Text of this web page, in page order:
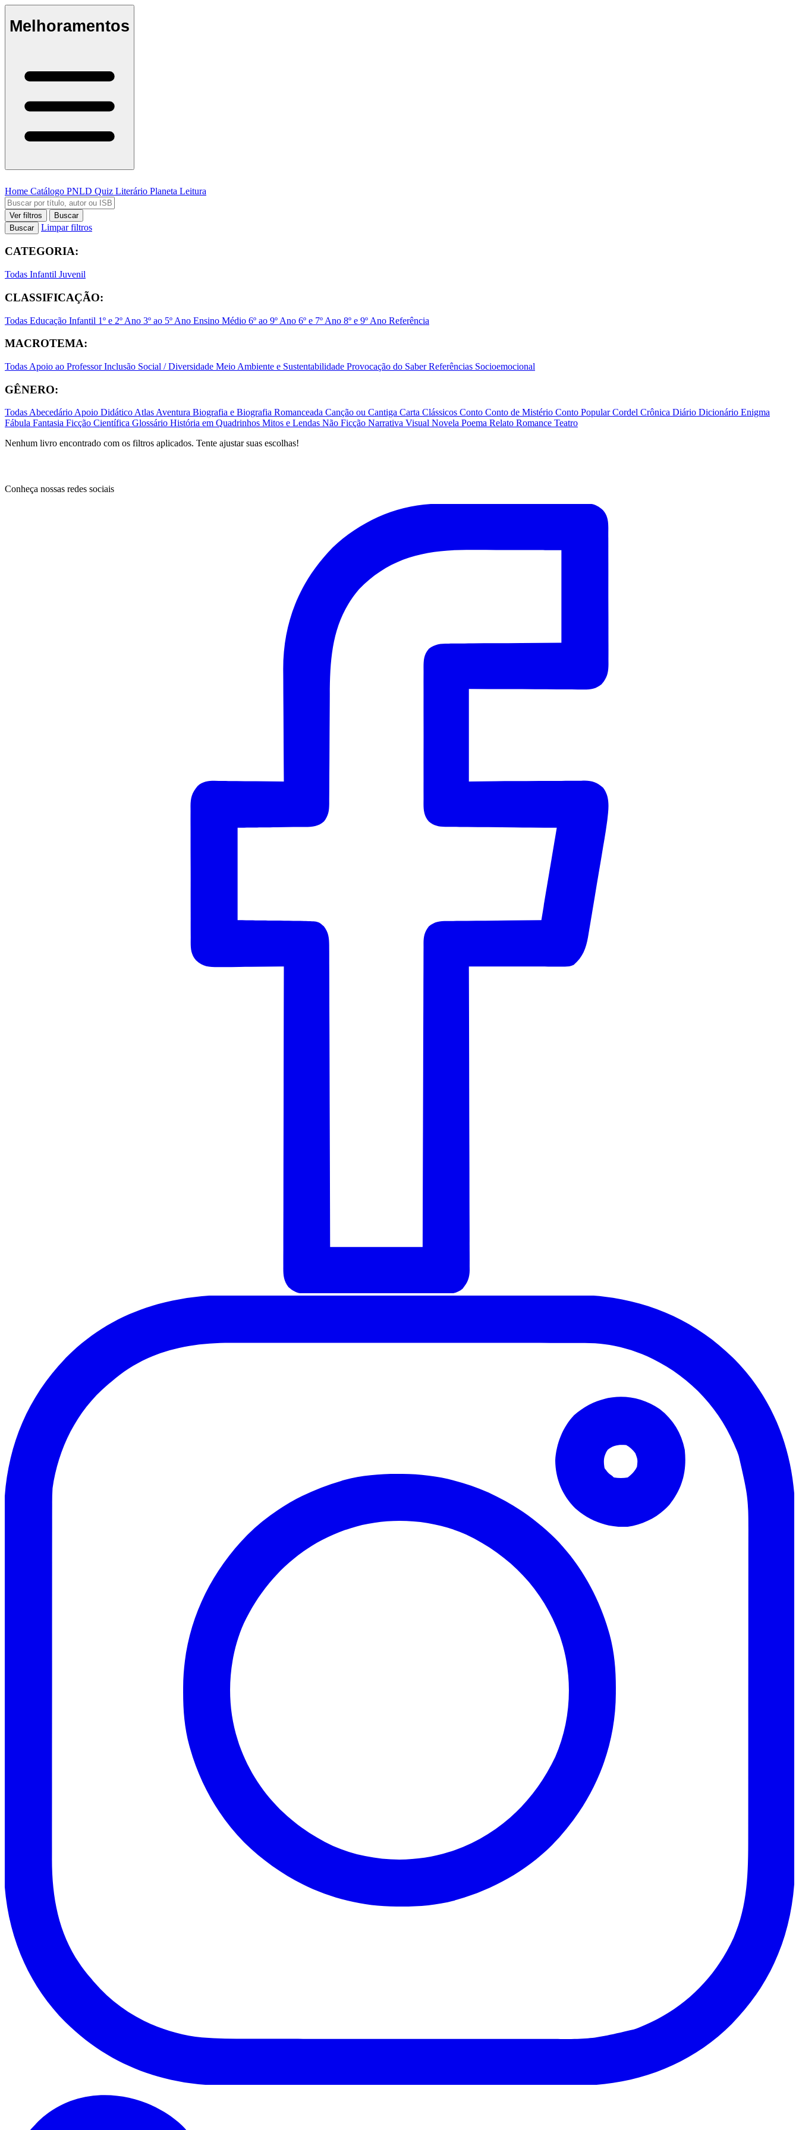
Melhoramentos
Home Catálogo PNLD Quiz Literário Planeta Leitura
Ver filtros
Buscar
Buscar
Limpar filtros
CATEGORIA:
Todas Infantil Juvenil
CLASSIFICAÇÃO:
Todas Educação Infantil 1º e 2º Ano 3º ao 5º Ano Ensino Médio 6º ao 9º Ano 6º e 7º Ano 8º e 9º Ano Referência
MACROTEMA:
Todas Apoio ao ProfessorInclusão Social / Diversidade Meio Ambiente e Sustentabilidade Provocação do SaberReferências Socioemocional
GÊNERO:
TodasAbecedárioApoio DidáticoAtlasAventura Biografia e Biografia Romanceada Canção ou Cantiga Carta Clássicos Conto Conto de Mistério Conto PopularCordel Crônica Diário Dicionário Enigma
Fábula Fantasia Ficção Científica Glossário História em Quadrinhos Mitos e Lendas Não Ficção Narrativa Visual Novela Poema Relato Romance Teatro
Nenhum livro encontrado com os filtros aplicados. Tente ajustar suas escolhas!
Conheça nossas redes sociais